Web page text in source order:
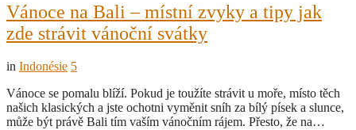
Vánoce na Bali – místní zvyky a tipy jak
zde strávit vánoční svátky
in Indonésie 5
Vánoce se pomalu blíží. Pokud je toužíte strávit u moře, místo těch
našich klasických a jste ochotni vyměnit sníh za bílý písek a slunce,
může být právě Bali tím vaším vánočním rájem. Přesto, že na…